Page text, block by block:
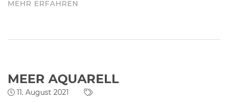
MEHR ERFAHREN
MEER AQUARELL
11. August 2021